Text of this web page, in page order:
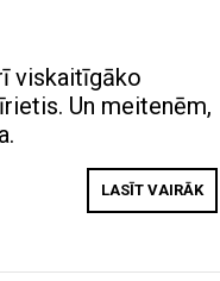
viskaitīgāko
Un meitenēm,
LASĪT VAIRĀK